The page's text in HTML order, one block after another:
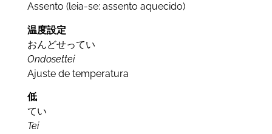
Assento (leia-se: assento aquecido)
温度設定
おんどせってい
Ondosettei
Ajuste de temperatura
低
てい
Tei